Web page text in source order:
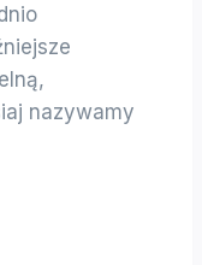
nazywamy